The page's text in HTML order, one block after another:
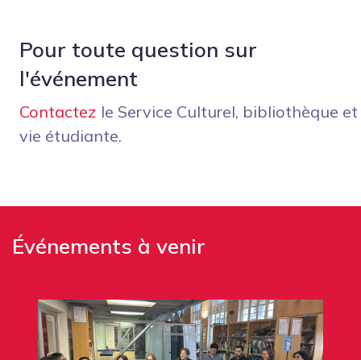
Pour toute question sur
l'événement
Contactez le Service Culturel, bibliothèque et
vie étudiante.
Événements à venir